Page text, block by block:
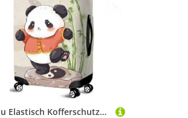
Mateju Elastisch Kofferschutzhülle, Cartoon Panda Kofferhülle Gepäck Cover, Waschbare Reisekoffer Hülle Trolley Case Kofferbezug für Koffer von 18-32 Zoll (Panda 6,M)